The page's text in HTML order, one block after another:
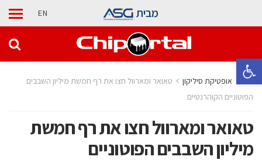
פתח סרגל נגישות
מבית EN
בית אופטיקת סיליקון
טאואר ומארוול חצו את רף חמשת מיליון השבבים
הפוטוניים הקוהרנטיים
טאואר ומארוול חצו את רף חמשת
מיליון השבבים הפוטוניים